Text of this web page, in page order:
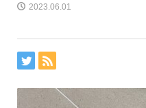
2023.06.01